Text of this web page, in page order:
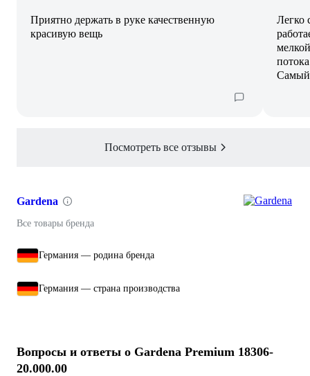
Приятно держать в руке качественную
красивую вещь
Легко
Самый
Посмотреть все отзывы
Gardena
Все товары бренда
Германия — родина бренда
Германия — страна производства
Вопросы и ответы о Gardena Premium 18306-
20.000.00